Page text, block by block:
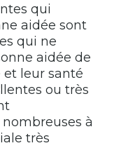
qui
aidée sont
qui ne
aidée de
et leur santé
ou très
à
très